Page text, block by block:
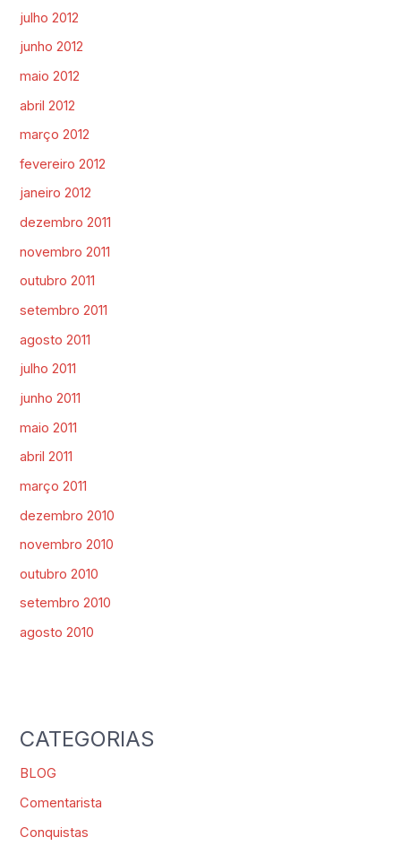
julho 2012
junho 2012
maio 2012
abril 2012
março 2012
fevereiro 2012
janeiro 2012
dezembro 2011
novembro 2011
outubro 2011
setembro 2011
agosto 2011
julho 2011
junho 2011
maio 2011
abril 2011
março 2011
dezembro 2010
novembro 2010
outubro 2010
setembro 2010
agosto 2010
CATEGORIAS
BLOG
Comentarista
Conquistas